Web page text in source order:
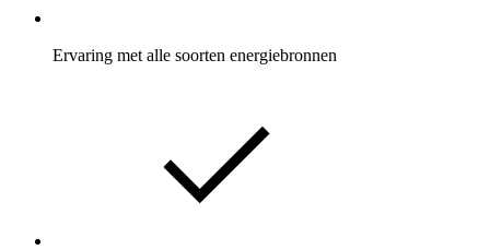
Ervaring met alle soorten energiebronnen